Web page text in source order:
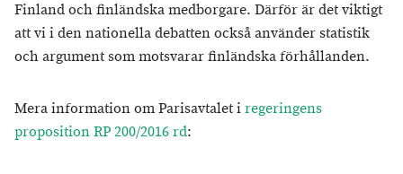
Finland och finländska medborgare. Därför är det viktigt
att vi i den nationella debatten också använder statistik
och argument som motsvarar finländska förhållanden.
Mera information om Parisavtalet iregeringens
proposition RP 200/2016 rd: